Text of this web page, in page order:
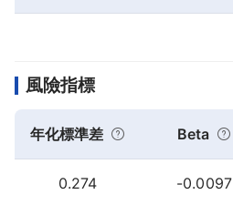
風險指標
年化標準差 Beta
0.274 -0.0097